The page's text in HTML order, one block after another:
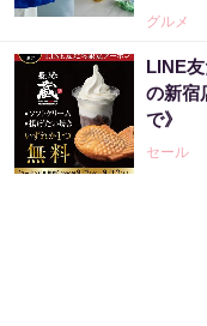
グルメ
LINE
の新宿
で》
セール